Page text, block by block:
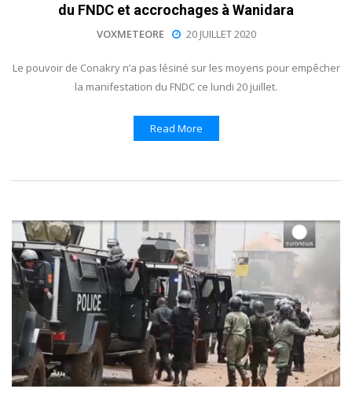
du FNDC et accrochages à Wanidara
VOXMETEORE 20 JUILLET 2020
Le pouvoir de Conakry n’a pas lésiné sur les moyens pour empêcher
la manifestation du FNDC ce lundi 20 juillet.
Read More